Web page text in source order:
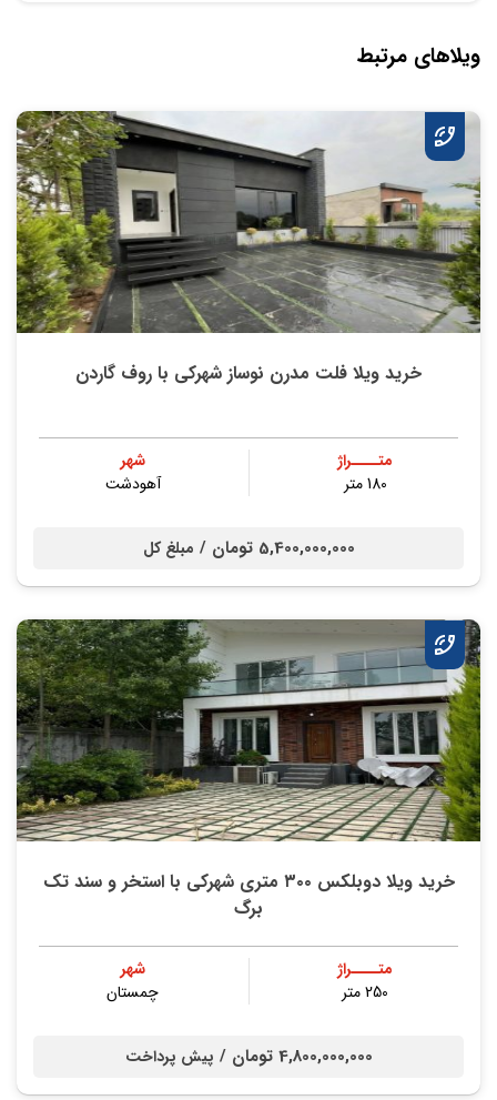
ویلاهای مرتبط
خريد ویلا فلت مدرن نوساز شهركي با روف گاردن
متــــراژ
180 متر
شهر
آهودشت
5,400,000,000 تومان / مبلغ کل
خريد ویلا دوبلکس ۳۰۰ متری شهركي با استخر و سند تك
برگ
متــــراژ
250 متر
شهر
چمستان
4,800,000,000 تومان / پیش پرداخت